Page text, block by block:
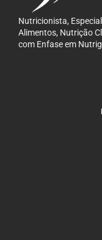
Nutricionista,
Alimentos, Nutrição
com Enfase em